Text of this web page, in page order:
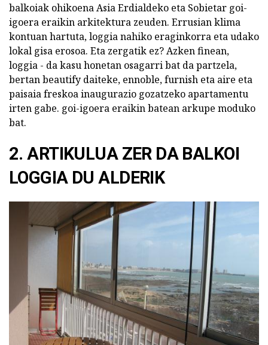
balkoiak ohikoena Asia Erdialdeko eta Sobietar goi-
igoera eraikin arkitektura zeuden. Errusian klima
kontuan hartuta, loggia nahiko eraginkorra eta udako
lokal gisa erosoa. Eta zergatik ez? Azken finean,
loggia - da kasu honetan osagarri bat da partzela,
bertan beautify daiteke, ennoble, furnish eta aire eta
paisaia freskoa inaugurazio gozatzeko apartamentu
irten gabe. goi-igoera eraikin batean arkupe moduko
bat.
2. ARTIKULUA ZER DA BALKOI
LOGGIA DU ALDERIK